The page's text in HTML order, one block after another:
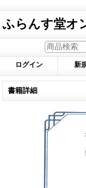
ふらんす堂オ
ログイン 新
書籍詳細